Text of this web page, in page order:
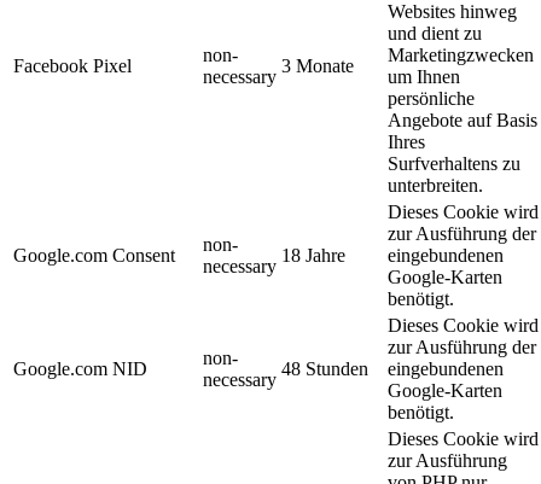
Facebook Pixel
non-
necessary
3 Monate
Websites hinweg
und dient zu
Marketingzwecken
um Ihnen
persönliche
Angebote auf Basis
Ihres
Surfverhaltens zu
unterbreiten.
Google.com Consent
non-
necessary
18 Jahre
Dieses Cookie wird
zur Ausführung der
eingebundenen
Google-Karten
benötigt.
Google.com NID
non-
necessary
48 Stunden
Dieses Cookie wird
zur Ausführung der
eingebundenen
Google-Karten
benötigt.
Dieses Cookie wird
zur Ausführung